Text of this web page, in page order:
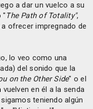
a dar un vuelco a su
" The Path of Totality",
ofrecer impregnado de
lo veo como una
del sonido que la
on the Other Side" o el
vuelven en él a la senda
teniendo algún